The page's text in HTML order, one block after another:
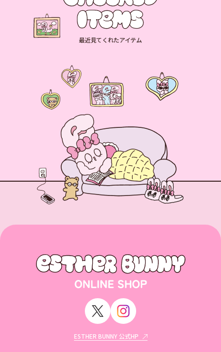
最近見てくれたアイテム
ESTHER BUNNY 公式HP